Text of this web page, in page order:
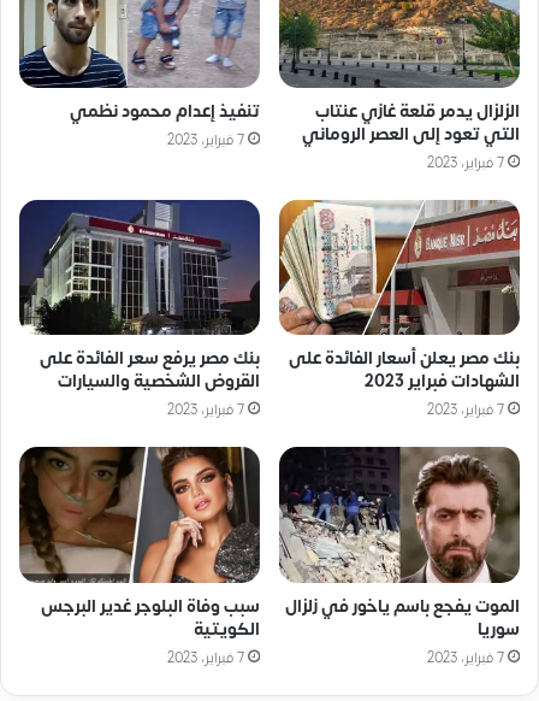
الزلزال يدمر قلعة غازي عنتاب
التي تعود إلى العصر الروماني
7 فبراير، 2023
تنفيذ إعدام محمود نظمي
7 فبراير، 2023
بنك مصر يعلن أسعار الفائدة على
الشهادات فبراير 2023
7 فبراير، 2023
بنك مصر يرفع سعر الفائدة على
القروض الشخصية والسيارات
7 فبراير، 2023
الموت يفجع باسم ياخور في زلزال
سوريا
7 فبراير، 2023
سبب وفاة البلوجر غدير البرجس
الكويتية
7 فبراير، 2023